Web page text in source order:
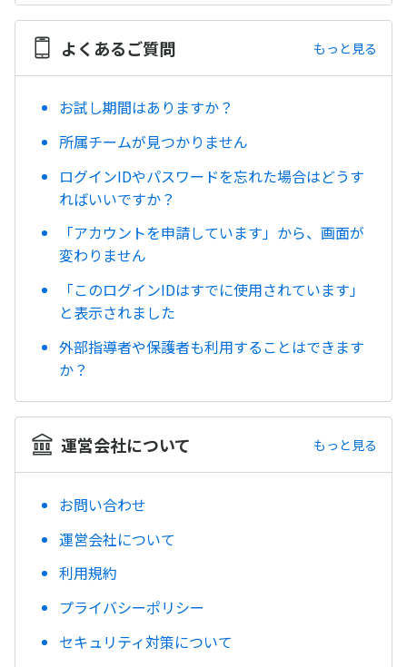
よくあるご質問 もっと見る
お試し期間はありますか？
所属チームが見つかりません
ログインIDやパスワードを忘れた場合はどうす
ればいいですか？
「アカウントを申請しています」から、画面が
変わりません
「このログインIDはすでに使用されています」
と表示されました
外部指導者や保護者も利用することはできます
か？
運営会社について もっと見る
お問い合わせ
運営会社について
利用規約
プライバシーポリシー
セキュリティ対策について